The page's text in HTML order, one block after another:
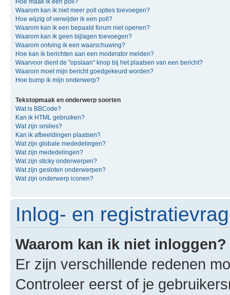
Hoe maak ik een poll?
Waarom kan ik niet meer poll opties toevoegen?
Hoe wijzig of verwijder ik een poll?
Waarom kan ik een bepaald forum niet openen?
Waarom kan ik geen bijlagen toevoegen?
Waarom ontving ik een waarschuwing?
Hoe kan ik berichten aan een moderator melden?
Waarvoor dient de "opslaan" knop bij het plaatsen van een bericht?
Waarom moet mijn bericht goedgekeurd worden?
Hoe bump ik mijn onderwerp?
Tekstopmaak en onderwerp soorten
Wat is BBCode?
Kan ik HTML gebruiken?
Wat zijn smilies?
Kan ik afbeeldingen plaatsen?
Wat zijn globale mededelingen?
Wat zijn mededelingen?
Wat zijn sticky onderwerpen?
Wat zijn gesloten onderwerpen?
Wat zijn onderwerp iconen?
Inlog- en
Waarom kan ik niet inloggen?
Er zijn verschillende redenen
Controleer eerst of je